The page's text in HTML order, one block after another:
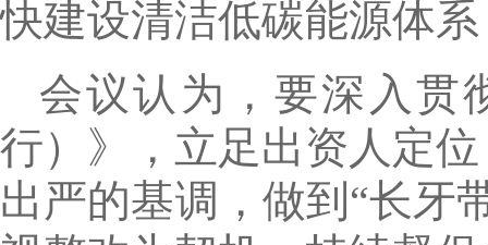
快建设清洁低碳能源体
会议认为，要深入贯
行）》，立足出资人定
出严的基调，做到“长牙